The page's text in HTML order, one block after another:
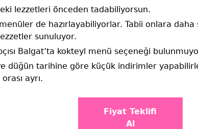
lezzetleri önceden tadabiliyorsun.
de hazırlayabiliyorlar. Tabii onlara
sunuluyor.
Balgat’ta kokteyl menü seçeneği
düğün tarihine göre küçük indirimler
ayrı.
Fiyat Teklifi
Al